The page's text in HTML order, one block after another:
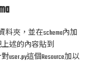
料夾，並在schema內加
上述的內容貼到
user.py這個Resource加以